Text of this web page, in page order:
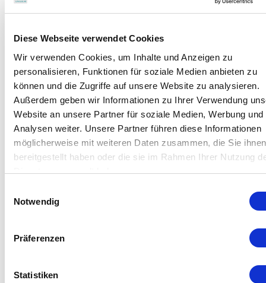
Diese Webseite verwendet Cookies
Wir verwenden Cookies, um Inhalte und Anzeigen zu
personalisieren, Funktionen für soziale Medien anbieten zu
können und die Zugriffe auf unsere Website zu analysieren.
Außerdem geben wir Informationen zu Ihrer Verwendung
Website an unsere Partner für soziale Medien, Werbung und
Analysen weiter. Unsere Partner führen diese Informationen
möglicherweise mit weiteren Daten zusammen, die Sie ihnen
bereitgestellt haben oder die sie im Rahmen Ihrer Nutzung
Dienste gesammelt haben.
Notwendig
Präferenzen
Statistiken
The PRO3 ® Tunnel Process tool consists of the
following equipment: conveyor belt, water
nebulization device, input and output ramp (gate),
retention and separation pond als well as
corresponding control devices. The oxidation and
disinfection system is individually designed according
to the application specifications. The process tool is
dimensions and conditions are customized by
Further info.